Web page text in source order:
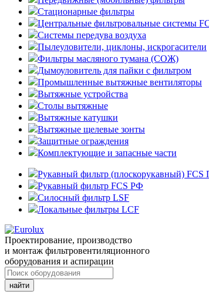
Стационарные фильтры
Центральные фильтровальные системы
Системы передува воздуха
Пылеуловители, циклоны, искрогасители
Фильтры масляного тумана (СОЖ)
Дымоуловитель для пайки с фильтром
Промышленные вытяжные вентиляторы
Вытяжные устройства
Столы вытяжные
Вытяжные катушки
Вытяжные щелевые зонты
Защитные ограждения
Комплектующие и запасные части
Рукавный фильтр (плоскорукавный)
Рукавный фильтр FCS РФ
Силосный фильтр LSF
Локальные фильтры LCF
Проектирование, производство
и монтаж фильтровентиляционного
оборудования и аспирации